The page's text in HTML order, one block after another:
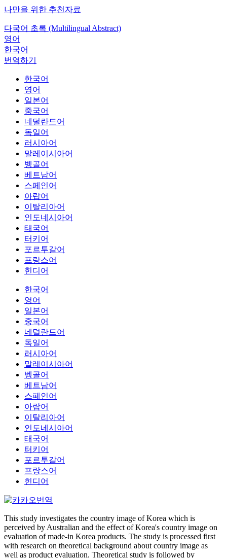
나만을 위한 추천자료
다국어 초록 (Multilingual Abstract)
영어
한국어
번역하기
한국어
영어
일본어
중국어
네덜란드어
독일어
러시아어
말레이시아어
벵골어
베트남어
스페인어
아랍어
이탈리아어
인도네시아어
태국어
터키어
포르투갈어
프랑스어
힌디어
한국어
영어
일본어
중국어
네덜란드어
독일어
러시아어
말레이시아어
벵골어
베트남어
스페인어
아랍어
이탈리아어
인도네시아어
태국어
터키어
포르투갈어
프랑스어
힌디어
This study investigates the country image of Korea which is
perceived by Australian and the effect of Korea's country image on
evaluation of made-in Korea products. The study is processed first
with research on theoretical background about country image as
well as product evaluation. Theoretical study is followed by